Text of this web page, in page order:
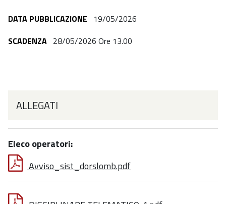
DATA PUBBLICAZIONE 19/05/2026
SCADENZA 28/05/2026 Ore 13.00
ALLEGATI
Eleco operatori:
Avviso_sist_dorslomb.pdf